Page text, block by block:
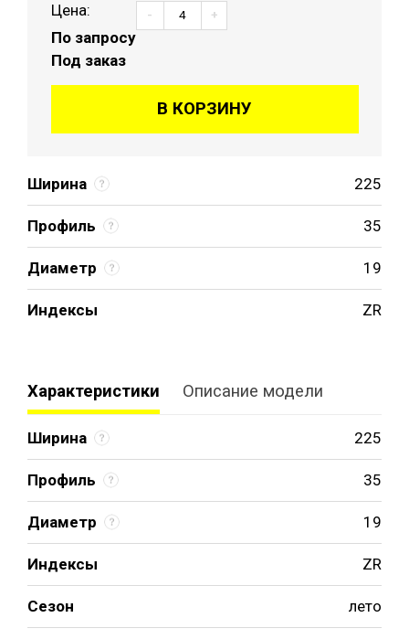
Ширина 225
Профиль 35
Диаметр 19
Индексы ZR
Цена:
По запросу
Под заказ
- +
В КОРЗИНУ
Характеристики Описание модели
Ширина 225
Профиль 35
Диаметр 19
Индексы ZR
Сезон лето